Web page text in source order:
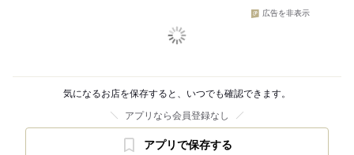
広告を非表示
気になるお店を保存すると、いつでも確認できます。
アプリなら会員登録なし
アプリで保存する